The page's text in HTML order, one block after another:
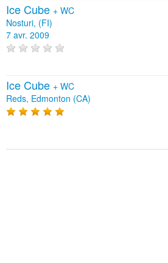
Ice Cube + WC
Nosturi, (FI)
7 avr. 2009
Ice Cube + WC
Reds, Edmonton (CA)